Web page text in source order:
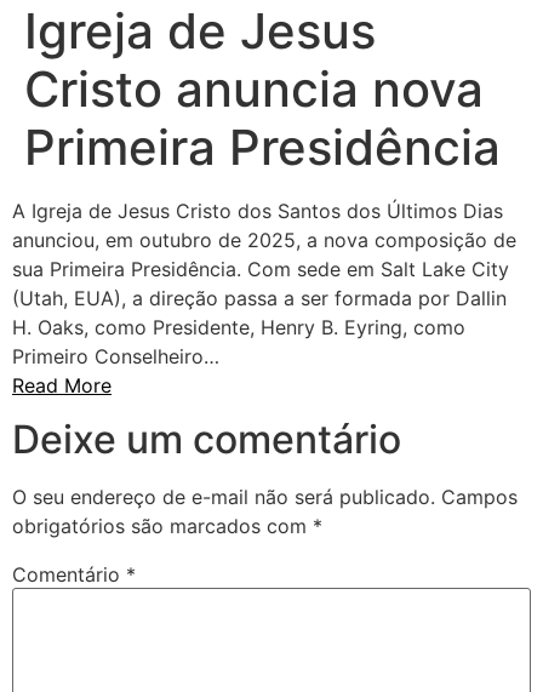
Igreja de Jesus
Cristo anuncia nova
Primeira Presidência
A Igreja de Jesus Cristo dos Santos dos Últimos Dias
anunciou, em outubro de 2025, a nova composição de
sua Primeira Presidência. Com sede em Salt Lake City
(Utah, EUA), a direção passa a ser formada por Dallin
H. Oaks, como Presidente, Henry B. Eyring, como
Primeiro Conselheiro…
Read More
Deixe um comentário
O seu endereço de e-mail não será publicado. Campos
obrigatórios são marcados com *
Comentário *